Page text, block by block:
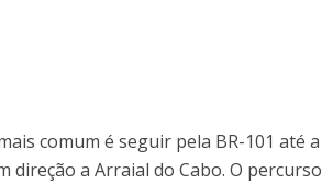
comum é seguir pela BR-101 até a
direção a Arraial do Cabo. O